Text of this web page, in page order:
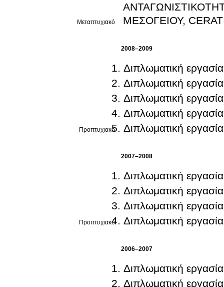
Μεταπτυχιακό
ΜΕΣΟΓΕΙΟΥ,
2008–2009
Προπτυχιακό
Διπλωματική εργασία
Διπλωματική εργασία
Διπλωματική εργασία
Διπλωματική εργασία
Διπλωματική εργασία
2007–2008
Προπτυχιακό
Διπλωματική εργασία
Διπλωματική εργασία
Διπλωματική εργασία
Διπλωματική εργασία
2006–2007
Διπλωματική εργασία
Διπλωματική εργασία